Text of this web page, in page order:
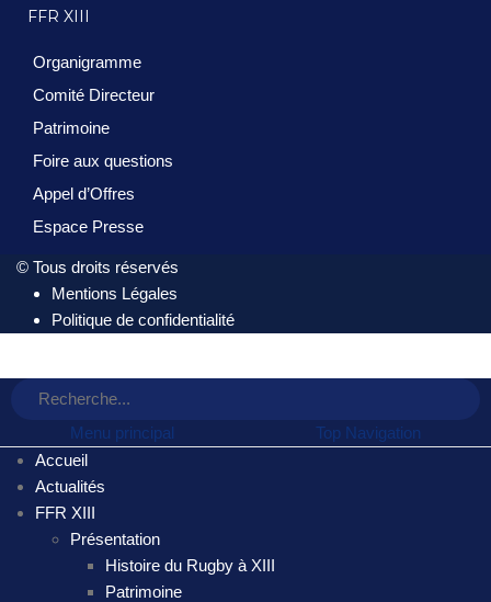
FFR XIII
Organigramme
Comité Directeur
Patrimoine
Foire aux questions
Appel d’Offres
Espace Presse
© Tous droits réservés
Mentions Légales
Politique de confidentialité
Menu principal
Top Navigation
Accueil
Actualités
FFR XIII
Présentation
Histoire du Rugby à XIII
Patrimoine